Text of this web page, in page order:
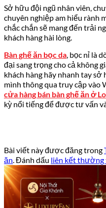
Sở hữu đội ngũ nhân viên,
chuyên nghiệp am hiểu rành
chắc chắn sẽ mang đến trải
khách hàng hài lòng.
Bàn ghế ăn bọc da, bọc nỉ là
đại sang trọng cho cả không
khách hàng hãy nhanh tay sở
mình thông qua truy cập vào
cửa hàng bán bàn ghế ăn ở
kỳ nổi tiếng để được tư vấn
Bài viết này được đăng trong
ăn. Đánh dấu liên kết